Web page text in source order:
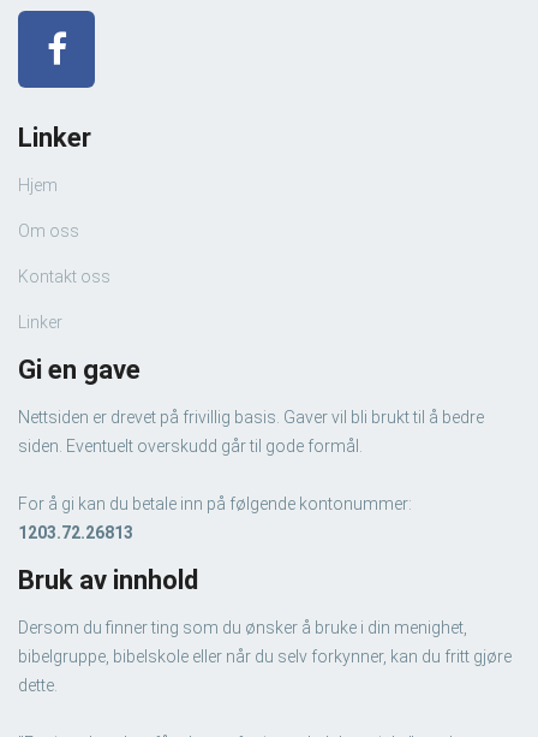
Linker
Hjem
Om oss
Kontakt oss
Linker
Gi en gave
Nettsiden er drevet på frivillig basis. Gaver vil bli brukt til å bedre
siden. Eventuelt overskudd går til gode formål.
For å gi kan du betale inn på følgende kontonummer:
1203.72.26813
Bruk av innhold
Dersom du finner ting som du ønsker å bruke i din menighet,
bibelgruppe, bibelskole eller når du selv forkynner, kan du fritt gjøre
dette.